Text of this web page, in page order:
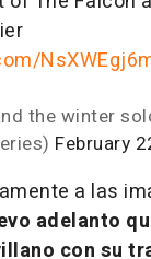
the winter
February
a las
adelanto
con su